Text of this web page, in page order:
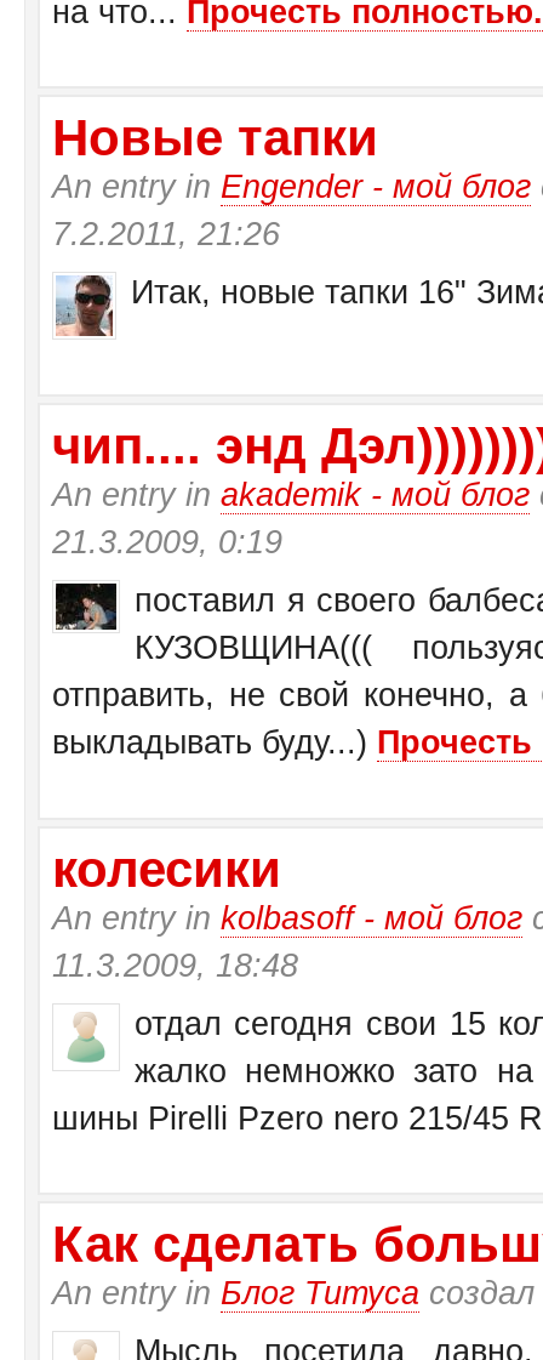
на что... Прочесть
Новые тапки
An entry in Engender - мой блог
7.2.2011, 21:26
Итак, новые тапки 16"
чип.... энд
An entry in akademik - мой блог
21.3.2009, 0:19
поставил я своего
КУЗОВЩИНА(((
отправить, не свой конечно,
выкладывать буду...)
колесики
An entry in kolbasoff - мой блог
11.3.2009, 18:48
отдал сегодня свои 15
жалко немножко зато
шины Pirelli Pzero nero 215/45
Как сделать
An entry in Блог Титуса
Мысль посетила